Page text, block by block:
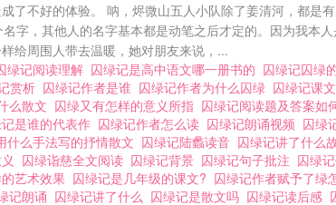
了不好的体验。 呐，烬微山五人小队除了姜清河，都是
，其他人的名字基本都是动笔之后才定的。因为我本
给周围人带去温暖，她对朋友来说，...
绿记阅读理解 囚绿记是高中语文哪一册书的 囚绿记囚绿
赏析 囚绿记作者是谁 囚绿记作者为什么囚绿 囚绿记课
么散文 囚绿又有怎样的意义所指 囚绿记阅读题及答案如
是谁的代表作 囚绿记作者怎么读 囚绿记朗诵视频 囚绿
什么手法写的抒情散文 囚绿记陆蠡读音 囚绿记讲了什么
囚绿诣慈全文阅读 囚绿记背景 囚绿记句子批注 囚绿
艺术效果 囚绿记是几年级的课文? 囚绿记作者赋予了绿
记朗诵 囚绿记讲了什么 囚绿记是散文吗 囚绿记读后感